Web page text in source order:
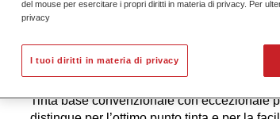
Standox
Tinta base convenzionale con eccezionale
del mouse per esercitare i propri diritti in materia di privacy. Per
privacy
I tuoi diritti in materia di privacy